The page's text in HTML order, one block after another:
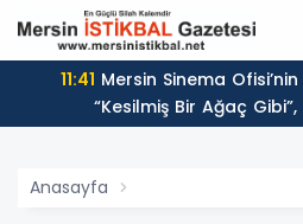
11:41
“Kesilmiş Bir Ağaç
Anasayfa